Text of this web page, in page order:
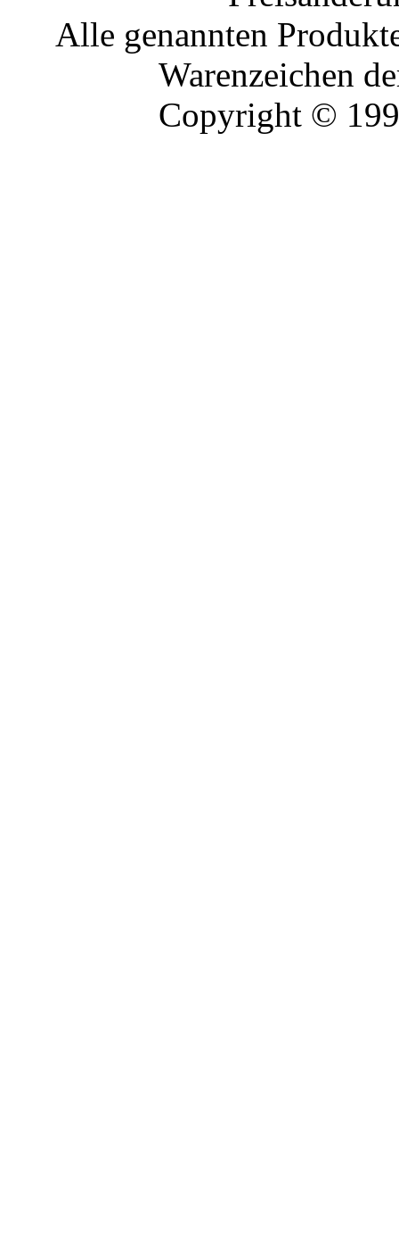
Alle genannten
Warenzeichen
Copyright ©